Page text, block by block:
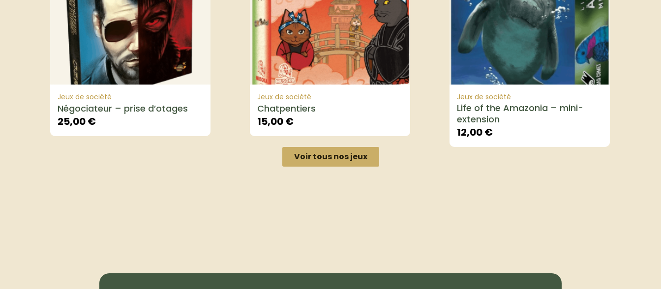
Jeux de société
Négociateur – prise d’otages
25,00€
Jeux de société
Chatpentiers
15,00€
Jeux de société
Life of the Amazonia – mini-
extension
12,00€
Voir tous nos jeux